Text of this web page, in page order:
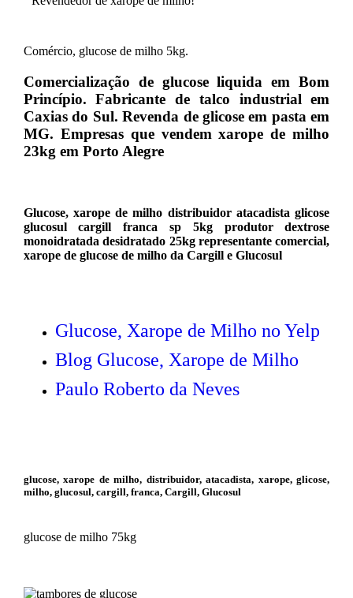
Comércio, glucose de milho 5kg.
Comercialização de glucose liquida em Bom
Princípio. Fabricante de talco industrial em
Caxias do Sul. Revenda de glicose em pasta em
MG. Empresas que vendem xarope de milho
23kg em Porto Alegre
Glucose, xarope de milho distribuidor atacadista glicose
glucosul cargill franca sp 5kg produtor dextrose
monoidratada desidratado 25kg representante comercial,
xarope de glucose de milho da Cargill e Glucosul
Glucose, Xarope de Milho no Yelp
Blog Glucose, Xarope de Milho
Paulo Roberto da Neves
glucose, xarope de milho, distribuidor, atacadista, xarope, glicose,
milho, glucosul, cargill, franca, Cargill, Glucosul
glucose de milho 75kg